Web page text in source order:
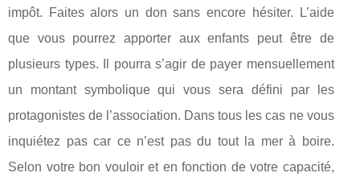
impôt. Faites alors un don sans encore hésiter. L’aide
que vous pourrez apporter aux enfants peut être de
plusieurs types. Il pourra s’agir de payer mensuellement
un montant symbolique qui vous sera défini par les
protagonistes de l’association. Dans tous les cas ne vous
inquiétez pas car ce n’est pas du tout la mer à boire.
Selon votre bon vouloir et en fonction de votre capacité,